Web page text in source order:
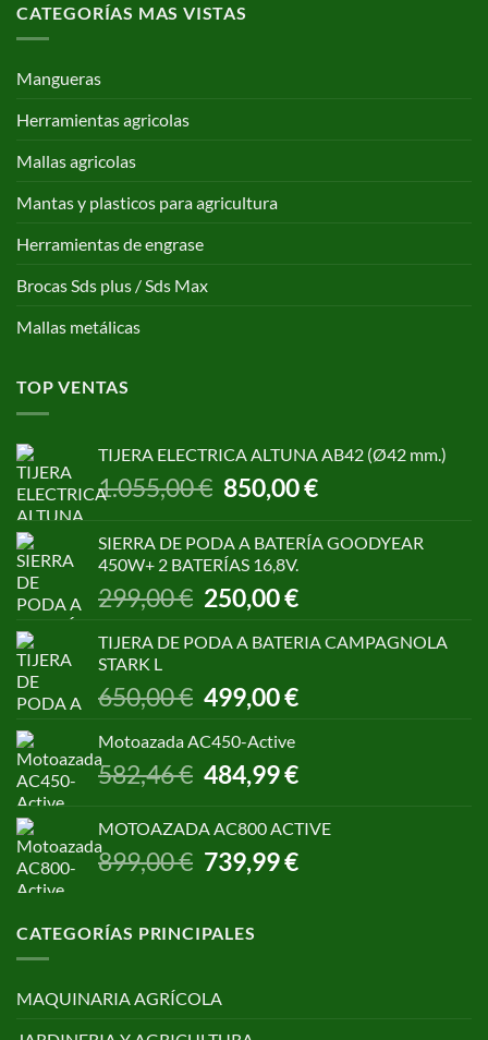
CATEGORÍAS MAS VISTAS
Mangueras
Herramientas agricolas
Mallas agricolas
Mantas y plasticos para agricultura
Herramientas de engrase
Brocas Sds plus / Sds Max
Mallas metálicas
TOP VENTAS
TIJERA ELECTRICA ALTUNA AB42 (Ø42 mm.)
1.055,00€ El
precio
era:
1.055,00 €.
850,00€El
precio
es:
SIERRA DE PODA A BATERÍA GOODYEAR
450W+ 2 BATERÍAS 16,8V.
299,00€ El
precio
original
299,00 €.
250,00€El
precio
actual
250,00 €.
TIJERA DE PODA A BATERIA CAMPAGNOLA
STARK L
650,00€
El
precio
original
650,00 €.
499,00€El
precio
499,00 €.
Motoazada AC450-Active
582,46€
El
precio
era:
582,46 €.
484,99€El
precio
es:
484,99 €.
MOTOAZADA AC800 ACTIVE
899,00€ El
precio
era:
899,00 €.
739,99€El
precio
CATEGORÍAS PRINCIPALES
MAQUINARIA AGRÍCOLA